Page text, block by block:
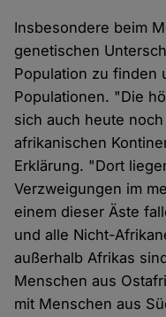
Insbesondere beim
genetischen
Population zu finden
Populationen. "Die
sich auch heute
afrikanischen
Erklärung. "Dort
Verzweigungen im
einem dieser Äste
und alle Nicht-
außerhalb Afrikas
Menschen aus
mit Menschen aus